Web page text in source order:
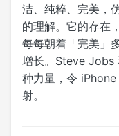
洁、纯粹、完美，
的理解。它的存在
每每朝着「完美」
增长。Steve Jobs
种力量，令
射。